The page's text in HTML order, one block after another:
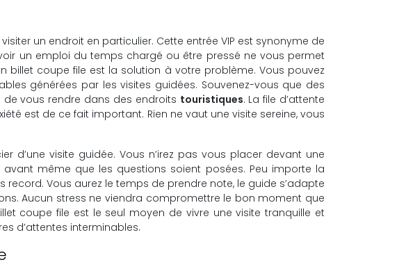
un endroit en particulier. Cette entrée VIP est synonyme de
un emploi du temps chargé ou être pressé ne vous permet
billet coupe file est la solution à votre problème. Vous pouvez
générées par les visites guidées. Souvenez-vous que des
vous rendre dans des endroits touristiques. La file d’attente
est de ce fait important. Rien ne vaut une visite sereine, vous
d’une visite guidée. Vous n’irez pas vous placer devant une
même que les questions soient posées. Peu importe la
Vous aurez le temps de prendre note, le guide s’adapte
Aucun stress ne viendra compromettre le bon moment que
coupe file est le seul moyen de vivre une visite tranquille et
d’attentes interminables.